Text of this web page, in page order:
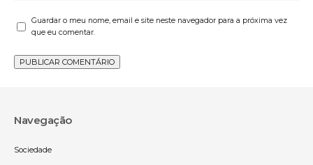
Guardar o meu nome, email e site neste navegador para a próxima vez
que eu comentar.
Navegação
Sociedade